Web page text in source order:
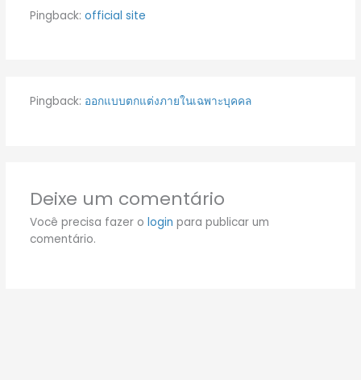
Pingback: official site
Pingback: ออกแบบตกแต่งภายในเฉพาะบุคคล
Deixe um comentário
Você precisa fazer o login para publicar um
comentário.